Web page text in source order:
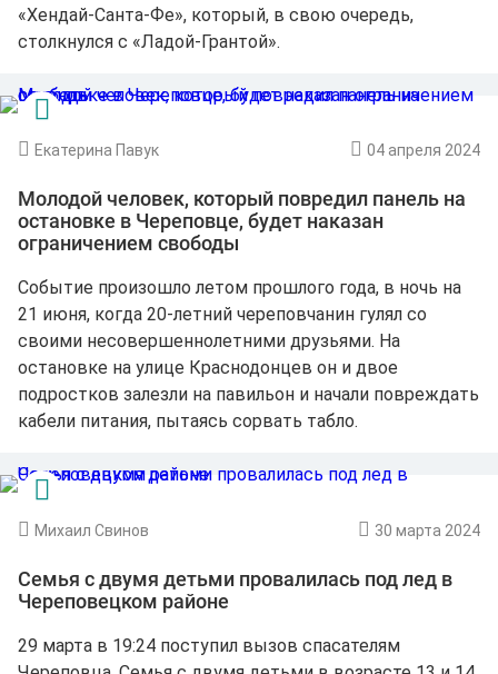
«Хендай-Санта-Фе», который, в свою очередь,
столкнулся с «Ладой-Грантой».
Екатерина Павук 04 апреля 2024
Молодой человек, который повредил панель на
остановке в Череповце, будет наказан
ограничением свободы
Событие произошло летом прошлого года, в ночь на
21 июня, когда 20-летний череповчанин гулял со
своими несовершеннолетними друзьями. На
остановке на улице Краснодонцев он и двое
подростков залезли на павильон и начали повреждать
кабели питания, пытаясь сорвать табло.
Михаил Свинов 30 марта 2024
Семья с двумя детьми провалилась под лед в
Череповецком районе
29 марта в 19:24 поступил вызов спасателям